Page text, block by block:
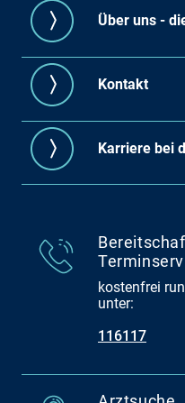
Über uns -
Kontakt
Karriere bei
kostenfrei
unter:
116117